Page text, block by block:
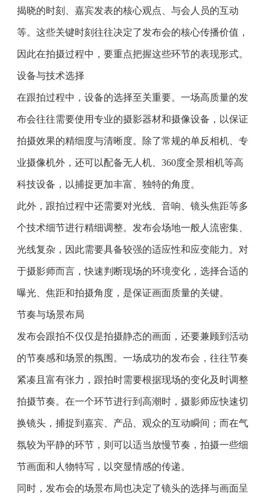
揭晓的时刻、嘉宾发表的核心观点、与会人员的互动
等。这些关键时刻往往决定了发布会的核心传播价值，
因此在拍摄过程中，要重点把握这些环节的表现形式。
设备与技术选择
在跟拍过程中，设备的选择至关重要。一场高质量的发
布会往往需要使用专业的摄影器材和摄像设备，以保证
拍摄效果的精细度与清晰度。除了常规的单反相机、专
业摄像机外，还可以配备无人机、360度全景相机等高
科技设备，以捕捉更加丰富、独特的角度。
此外，跟拍过程中还需要对光线、音响、镜头焦距等多
个技术细节进行精细调整。发布会场地一般人流密集、
光线复杂，因此需要具备较强的适应性和应变能力。对
于摄影师而言，快速判断现场的环境变化，选择合适的
曝光、焦距和拍摄角度，是保证画面质量的关键。
节奏与场景布局
发布会跟拍不仅仅是拍摄静态的画面，还要兼顾到活动
的节奏感和场景的氛围。一场成功的发布会，往往节奏
紧凑且富有张力，跟拍时需要根据现场的变化及时调整
拍摄节奏。在一个环节进行到高潮时，摄影师应快速切
换镜头，捕捉到嘉宾、产品、观众的互动瞬间；而在气
氛较为平静的环节，则可以适当放慢节奏，拍摄一些细
节画面和人物特写，以突显情感的传递。
同时，发布会的场景布局也决定了镜头的选择与画面呈